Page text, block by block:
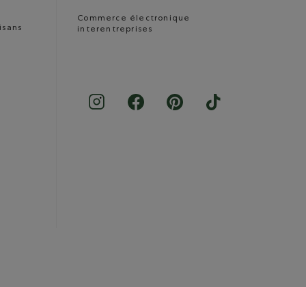
Commerce électronique
interentreprises